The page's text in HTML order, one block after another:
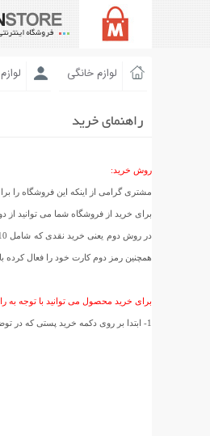
لوازم خانگی
راهنمای خرید
روش خرید:
مشتری گرامی از اینکه این فروشگاه را
برای خرید از فروشگاه شما می توانید
همچنین رمز دوم کارت خود را فعال کرده
برای خرید محصول می توانید با توجه به
1- ابتدا بر روی دکمه خرید پستی که در توضیحات محصول موجود می باشد کلیک کنید، سپس در صفحه ای که باز شده است استان و شهر خود را انتخاب کنید و بر روی تائید سفارش کلیک کنید. (مانند عکس زیر)